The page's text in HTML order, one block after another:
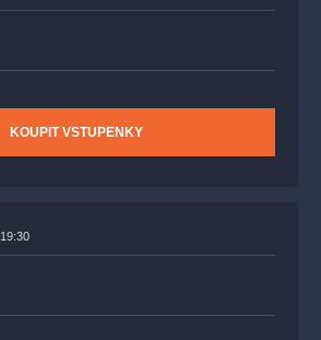
KOUPIT VSTUPENKY
19:30